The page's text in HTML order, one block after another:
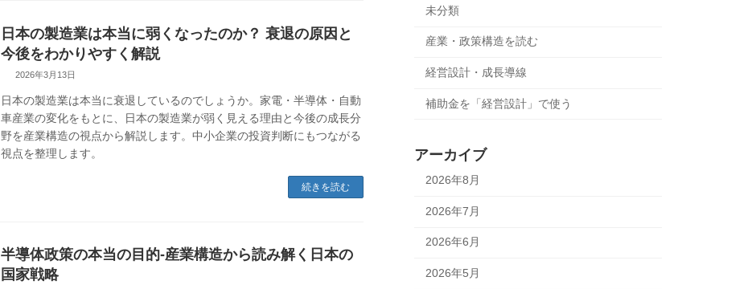
日本の製造業は本当に弱くなったのか？ 衰退の原因と
今後をわかりやすく解説
2026年3月13日
日本の製造業は本当に衰退しているのでしょうか。家電・半導体・自動
車産業の変化をもとに、日本の製造業が弱く見える理由と今後の成長分
野を産業構造の視点から解説します。中小企業の投資判断にもつながる
視点を整理します。
続きを読む
半導体政策の本当の目的-産業構造から読み解く日本の
国家戦略
未分類
産業・政策構造を読む
経営設計・成長導線
補助金を「経営設計」で使う
アーカイブ
2026年8月
2026年7月
2026年6月
2026年5月